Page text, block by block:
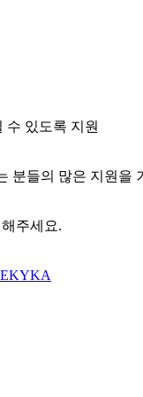
수 있도록 지원
분들의 많은 지원을
주세요.